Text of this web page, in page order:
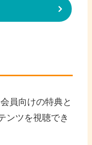
員向けの特典と
ンツを視聴でき